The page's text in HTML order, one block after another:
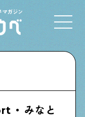
・ みなと